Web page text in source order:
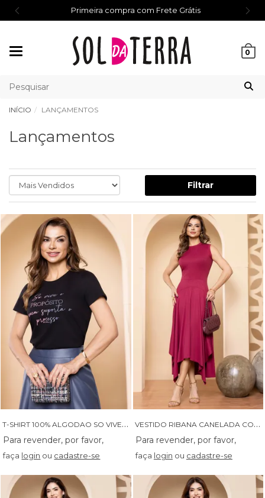
Primeira compra com Frete Grátis
0
INÍCIO LANÇAMENTOS
Lançamentos
Filtrar
T
-SHIRT 100% ALGODAO SO VIVE O PROPOSITO QUEM SUPORTA O PROCESSO - 05879
faça login ou cadastre-se
V
ESTIDO RIBANA CANELADA COM ASSIMETRIA - 14503
faça login ou cadastre-se